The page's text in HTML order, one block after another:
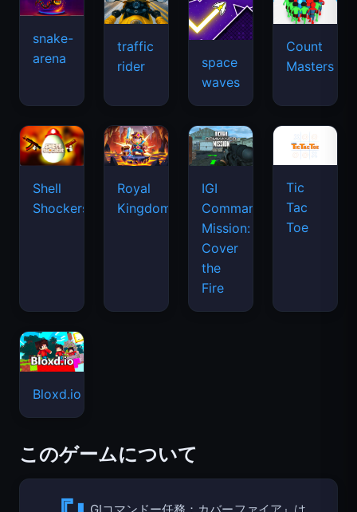
snake-
arena
traffic
rider
space
waves
Count
Masters
Shell
Shockers
Royal
Kingdom
IGI
Commando
Mission:
Cover
the
Fire
Tic
Tac
Toe
Bloxd.io
このゲームについて